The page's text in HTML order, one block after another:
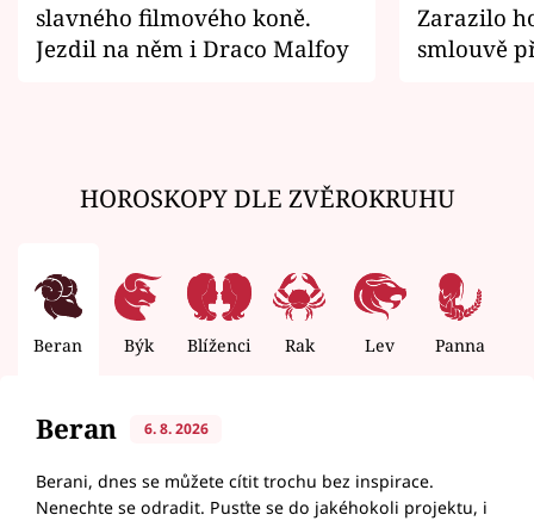
slavného filmového koně.
Jezdil na něm i Draco Malfoy
Zarazilo
smlouvě
HOROSKOPY DLE ZVĚROKRUHU
Beran Býk Blíženci Rak Lev Panna
Beran 6. 8. 2026
Berani, dnes se můžete cítit trochu bez inspirace.
Nenechte se odradit. Pusťte se do jakéhokoli projektu, i